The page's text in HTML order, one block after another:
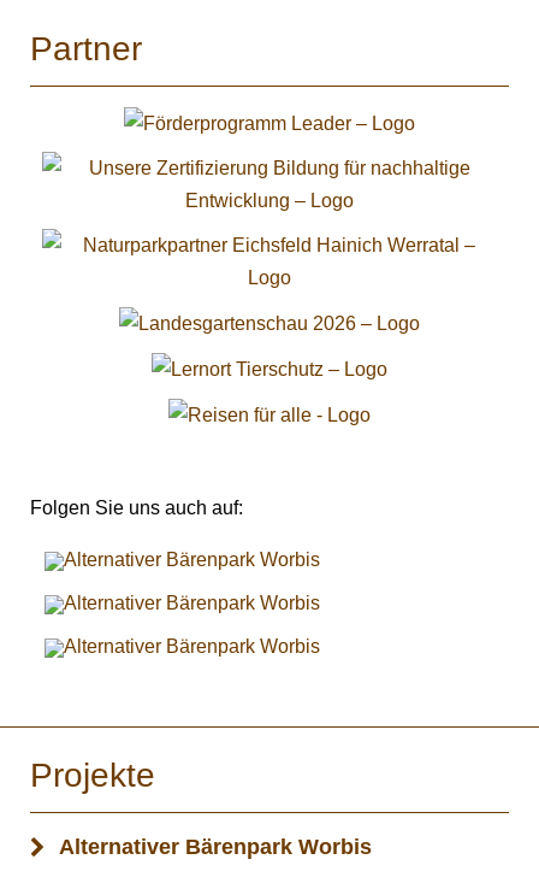
Partner
Folgen Sie uns auch auf:
Projekte
Alternativer Bärenpark Worbis